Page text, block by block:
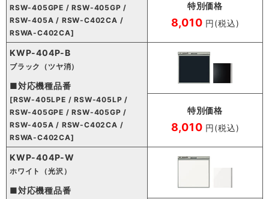
RSW-405GPE / RSW-405GP /
RSW-405A / RSW-C402CA /
RSWA-C402CA]
特別価格
8,010 円(税込)
KWP-404P-B
ブラック（ツヤ消）
■対応機種品番
[RSW-405LPE / RSW-405LP /
RSW-405GPE / RSW-405GP /
RSW-405A / RSW-C402CA /
RSWA-C402CA]
特別価格
8,010 円(税込)
KWP-404P-W
ホワイト（光沢）
■対応機種品番